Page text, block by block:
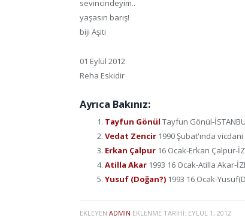
sevincindeyim..
yaşasın barış!
biji Aşiti
01 Eylül 2012
Reha Eskidir
Ayrıca Bakınız:
Tayfun Gönül Tayfun Gönül-
Vedat Zencir 1990 Şubat'ında
Erkan Çalpur 16 Ocak-Erkan Çalpur-
Atilla Akar 1993 16 Ocak-Atilla Akar-
Yusuf (Doğan?) 1993 16 Ocak-
EKLEYEN ADMIN EKLENME TARIHI: EYLÜL 1, 2012